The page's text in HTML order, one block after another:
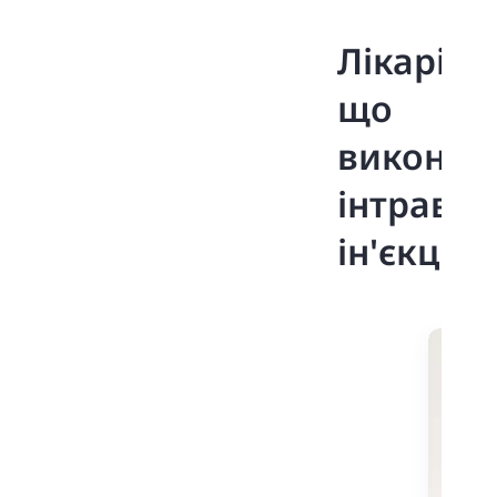
Лікарі,
що
ін'єкції